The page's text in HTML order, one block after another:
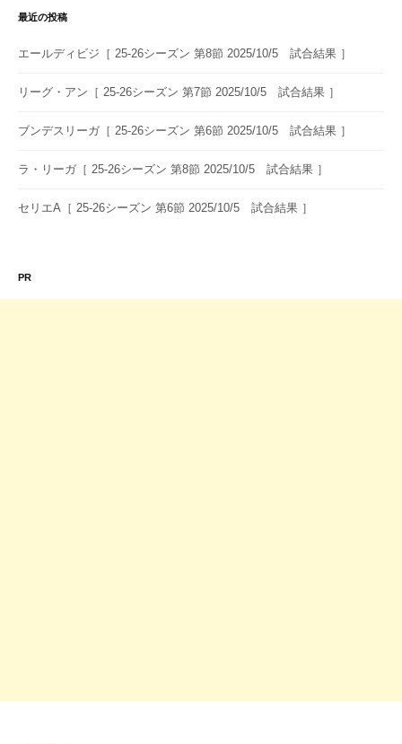
シ
ョ
最近の投稿
エールディビジ［ 25-26シーズン 第8節 2025/10/5 試合結果 ］
リーグ・アン［ 25-26シーズン 第7節 2025/10/5 試合結果 ］
ブンデスリーガ［ 25-26シーズン 第6節 2025/10/5 試合結果 ］
ラ・リーガ［ 25-26シーズン 第8節 2025/10/5 試合結果 ］
セリエA［ 25-26シーズン 第6節 2025/10/5 試合結果 ］
PR